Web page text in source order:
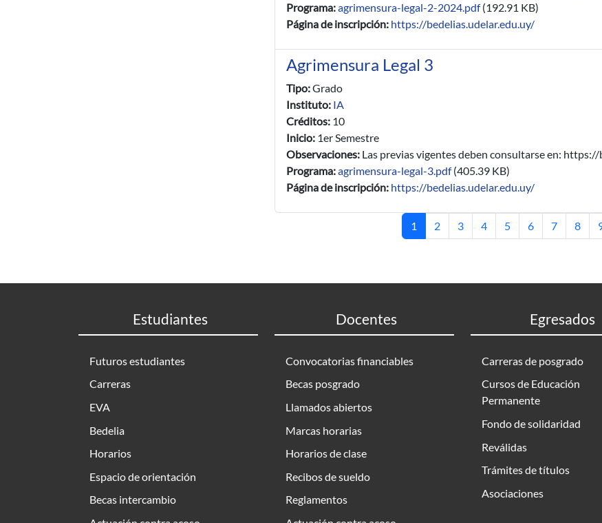
Programa:agrimensura-legal-2-2024.pdf (192.91 KB)
Página de inscripción: https://bedelias.udelar.edu.uy/
Agrimensura Legal 3
Tipo:Grado
Instituto: IA
Créditos: 10
Inicio: 1er Semestre
Observaciones: Las previas vigentes deben consultarse en:
Programa:agrimensura-legal-3.pdf (405.39 KB)
Página de inscripción: https://bedelias.udelar.edu.uy/
Página actual
1 Página
2 Página
3 Página
4 Página
5 Página
6 Página
7 8
Estudiantes
Futuros estudiantes
Carreras
EVA
Bedelia
Horarios
Espacio de orientación
Becas intercambio
Docentes
Convocatorias financiables
Becas posgrado
Llamados abiertos
Marcas horarias
Horarios de clase
Recibos de sueldo
Reglamentos
Egresados
Carreras de posgrado
Cursos de Educación
Permanente
Fondo de solidaridad
Reválidas
Trámites de títulos
Asociaciones